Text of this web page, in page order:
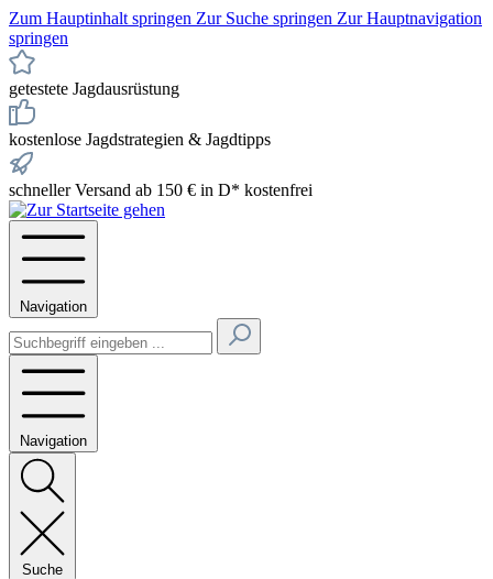
Zum Hauptinhalt springen Zur Suche springen Zur Hauptnavigation
springen
getestete Jagdausrüstung
kostenlose Jagdstrategien & Jagdtipps
schneller Versand ab 150 € in D* kostenfrei
Navigation
Navigation
Suche